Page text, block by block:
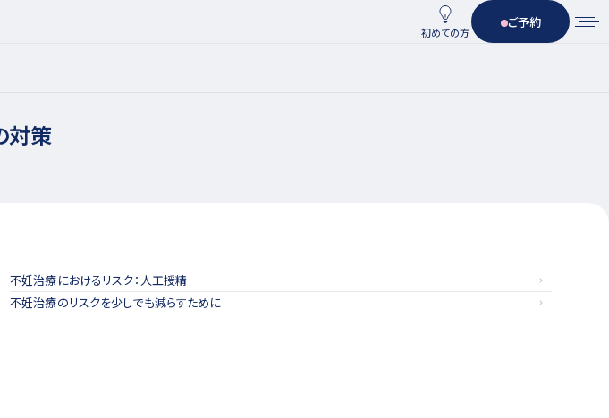
初めての方
ご予約
対策
不妊治療におけるリスク：人工授精
不妊治療のリスクを少しでも減らすために